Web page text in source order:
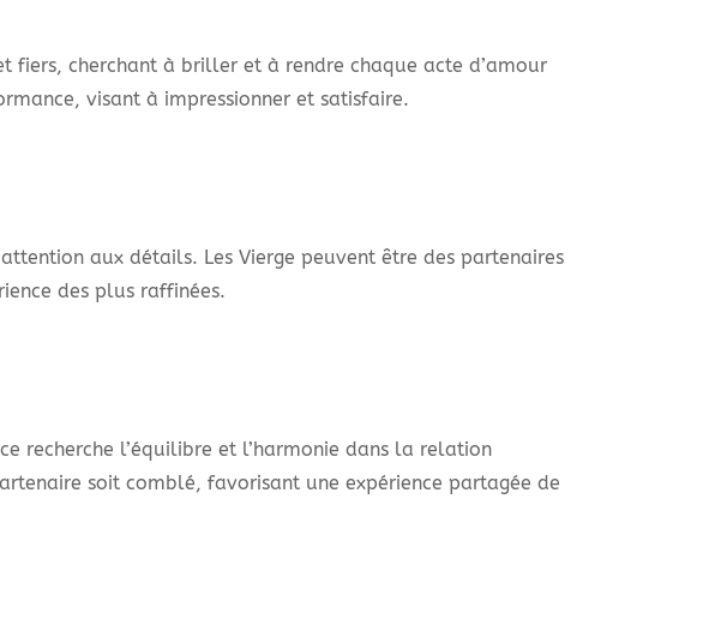
fiers, cherchant à briller et à rendre chaque acte d’amour
visant à impressionner et satisfaire.
aux détails. Les Vierge peuvent être des partenaires
des plus raffinées.
recherche l’équilibre et l’harmonie dans la relation
soit comblé, favorisant une expérience partagée de